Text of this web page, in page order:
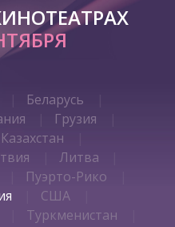
Беларусь
Грузия
Казахстан
Литва
Пуэрто-Рико
США
Туркменистан